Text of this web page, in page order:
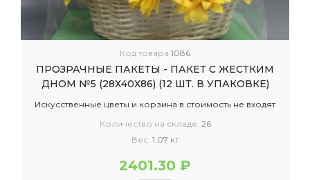
Код товара 1086
ПРОЗРАЧНЫЕ ПАКЕТЫ - ПАКЕТ С ЖЕСТКИМ
ДНОМ №5 (28Х40Х86) (12 ШТ. В УПАКОВКЕ)
Искусственные цветы и корзина в стоимость не входят
Количество на складе: 26
Вес: 1.07 кг
2401.30 ₽